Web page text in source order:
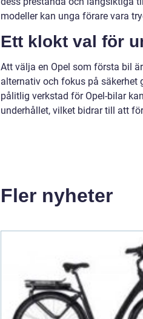
modeller kan unga förare vara
Ett klokt val för
Att välja en Opel som första bil
alternativ och fokus på säkerhet
pålitlig verkstad för Opel-bilar
underhållet, vilket bidrar till att
Fler nyheter